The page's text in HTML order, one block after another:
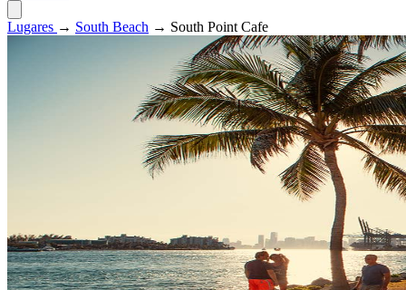
Lugares → South Beach → South Point Cafe